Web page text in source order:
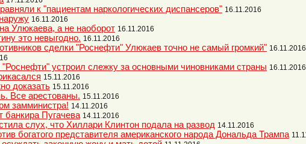
к "пациентам наркологических диспансеров" 16.11.2016
16.11.2016
Улюкаева, а не наоборот 16.11.2016
это невыгодно. 16.11.2016
сделки "Роснефти" Улюкаев точно не самый громкий" 16.11.2016
устроил слежку за основными чиновниками страны 16.11.2016
15.11.2016
доказать 15.11.2016
Все арестованы. 15.11.2016
замминистра! 14.11.2016
банкира Пугачева 14.11.2016
слух, что Хиллари Клинтон подала на развод 14.11.2016
богатого представителя американского народа Дональда Трампа